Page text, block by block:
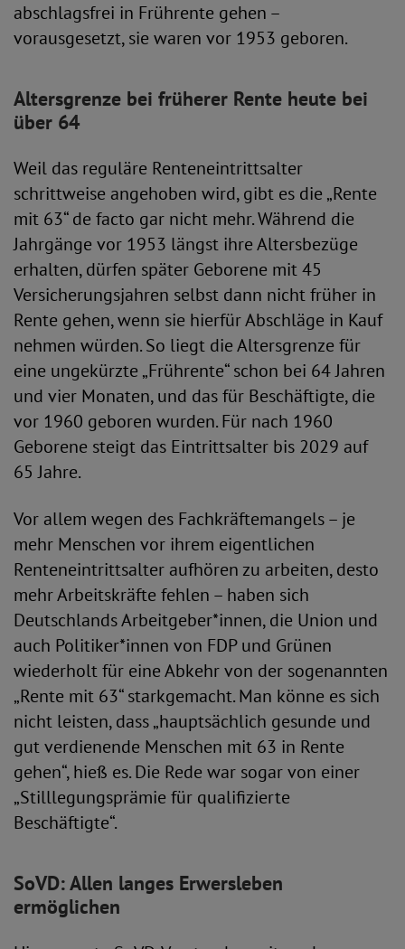
abschlagsfrei in Frührente gehen –
vorausgesetzt, sie waren vor 1953 geboren.
Altersgrenze bei früherer Rente heute bei
über 64
Weil das reguläre Renteneintrittsalter
schrittweise angehoben wird, gibt es die „Rente
mit 63“ de facto gar nicht mehr. Während die
Jahrgänge vor 1953 längst ihre Altersbezüge
erhalten, dürfen später Geborene mit 45
Versicherungsjahren selbst dann nicht früher in
Rente gehen, wenn sie hierfür Abschläge in Kauf
nehmen würden. So liegt die Altersgrenze für
eine ungekürzte „Frührente“ schon bei 64 Jahren
und vier Monaten, und das für Beschäftigte, die
vor 1960 geboren wurden. Für nach 1960
Geborene steigt das Eintrittsalter bis 2029 auf
65 Jahre.
Vor allem wegen des Fachkräftemangels – je
mehr Menschen vor ihrem eigentlichen
Renteneintrittsalter aufhören zu arbeiten, desto
mehr Arbeitskräfte fehlen – haben sich
Deutschlands Arbeitgeber*innen, die Union und
auch Politiker*innen von FDP und Grünen
wiederholt für eine Abkehr von der sogenannten
„Rente mit 63“ starkgemacht. Man könne es sich
nicht leisten, dass „hauptsächlich gesunde und
gut verdienende Menschen mit 63 in Rente
gehen“, hieß es. Die Rede war sogar von einer
„Stilllegungsprämie für qualifizierte
Beschäftigte“.
SoVD: Allen langes Erwersleben
ermöglichen